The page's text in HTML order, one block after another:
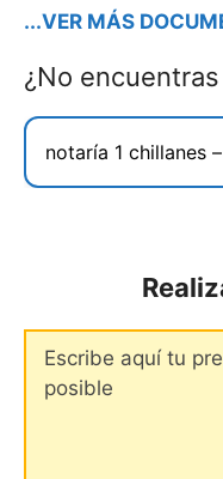
...VER MÁS
¿No